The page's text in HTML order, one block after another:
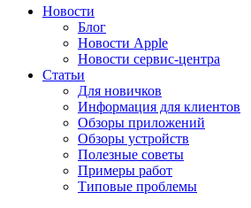
Новости
Блог
Новости Apple
Новости сервис-центра
Статьи
Для новичков
Информация для клиентов
Обзоры приложений
Обзоры устройств
Полезные советы
Примеры работ
Типовые проблемы